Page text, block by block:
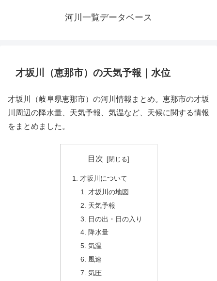
河川一覧データベース
才坂川（恵那市）の天気予報｜水位
才坂川（岐阜県恵那市）の河川情報まとめ。恵那市の才坂
川周辺の降水量、天気予報、気温など、天候に関する情報
をまとめました。
目次
才坂川について
才坂川の地図
天気予報
日の出・日の入り
降水量
気温
風速
気圧